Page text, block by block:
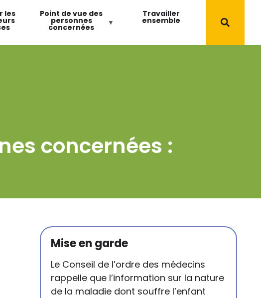
les Point de vue des
personnes
concernées
Travailler
ensemble
concernées :
Mise en garde
Le Conseil de l’ordre des médecins
rappelle que l’information sur la nature
de la maladie dont souffre l’enfant